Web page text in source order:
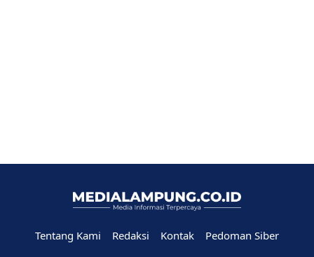
Tentang Kami Redaksi Kontak
Pedoman Siber